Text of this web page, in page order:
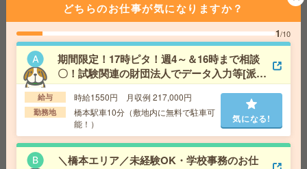
時給1500円＋交 【月収例】180,000円～ ■
給与の前払いが可能な速払いサービスあり
交通費 交通費支給あり
勤務地
神奈川県相模原市中央区 横浜線 相模原駅徒
歩6分
気になる!
【町田駅】無理なく週3日＼10-16時／オフィス庶務＋ち
ょっと事務[派遣]
給 与 時給1450円 月収例 87,000円
交通費 全額支給
どちらのお仕事が気になりますか？
1/10
期間限定！17時ピタ！週4～＆16時まで相談
〇！試験関連の財団法人でデータ入力等[派
遣]
給与 時給1550円 月収例 217,000円
勤務地
橋本駅車10分（敷地内に無料で駐車可
能！）
気になる!
＼橋本エリア／未経験OK・学校事務のお仕